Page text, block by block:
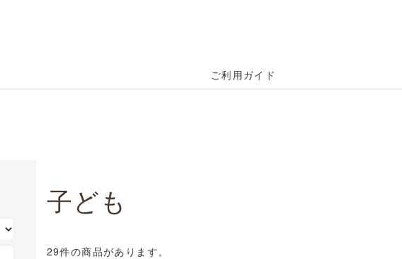
ご利用ガイド
子ども
29件の商品があります。